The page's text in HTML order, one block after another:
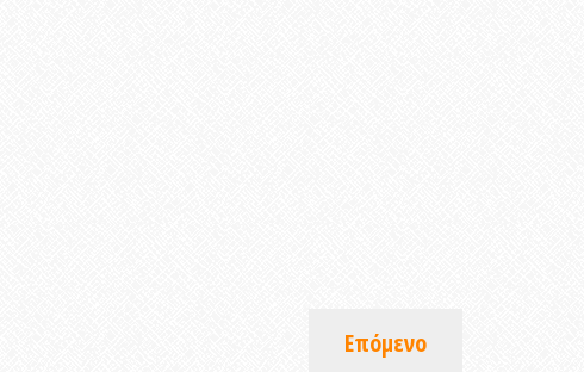
Επόμενο